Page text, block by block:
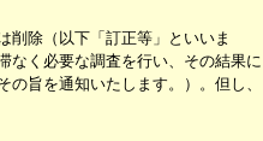
削除（以下「訂正等」といいま
なく必要な調査を行い、その結果に
旨を通知いたします。）。但し、